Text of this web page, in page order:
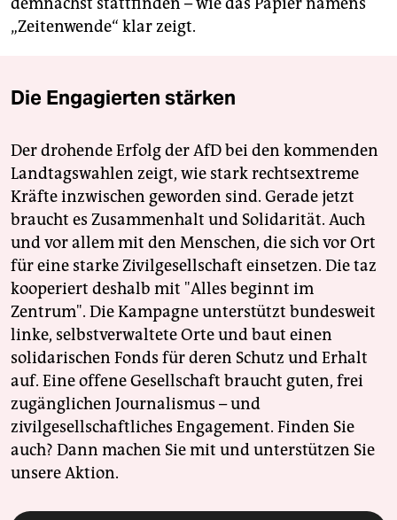
„Zeitenwende“ klar zeigt.
Die Engagierten stärken
Der drohende Erfolg der AfD bei den kommenden
Landtagswahlen zeigt, wie stark rechtsextreme
Kräfte inzwischen geworden sind. Gerade jetzt
braucht es Zusammenhalt und Solidarität. Auch
und vor allem mit den Menschen, die sich vor Ort
für eine starke Zivilgesellschaft einsetzen. Die taz
kooperiert deshalb mit "Alles beginnt im
Zentrum". Die Kampagne unterstützt bundesweit
linke, selbstverwaltete Orte und baut einen
solidarischen Fonds für deren Schutz und Erhalt
auf. Eine offene Gesellschaft braucht guten, frei
zugänglichen Journalismus – und
zivilgesellschaftliches Engagement. Finden Sie
auch? Dann machen Sie mit und unterstützen Sie
unsere Aktion.